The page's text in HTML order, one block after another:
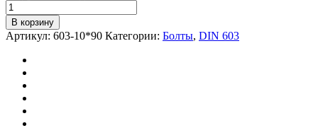
В корзину
Артикул: 603-10*90 Категории: Болты, DIN 603